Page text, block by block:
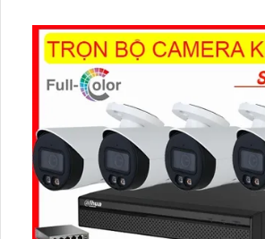
chọn hoàn hảo cho giám sát ngoài trời.